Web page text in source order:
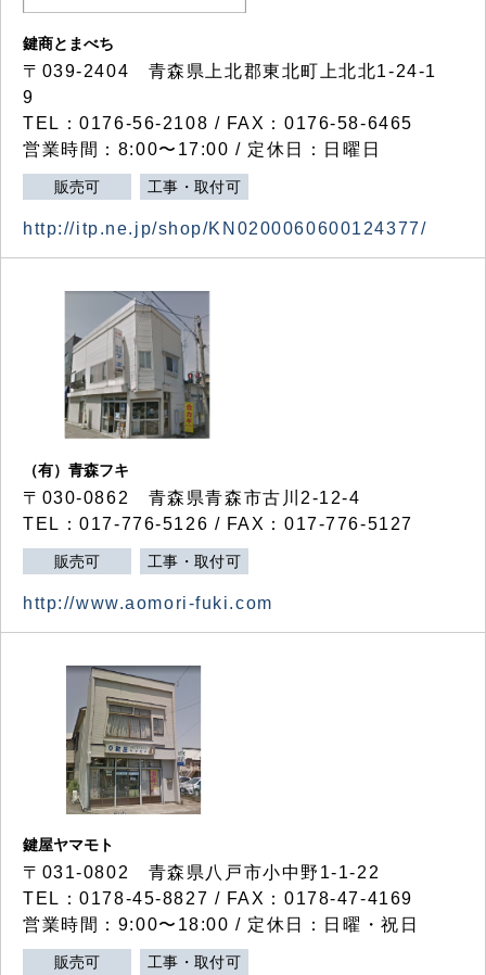
鍵商とまべち
〒039-2404 青森県上北郡東北町上北北1-24-1
9
TEL：0176-56-2108 / FAX：0176-58-6465
営業時間：8:00〜17:00 / 定休日：日曜日
販売可 工事・取付可
http://itp.ne.jp/shop/KN0200060600124377/
（有）青森フキ
〒030-0862 青森県青森市古川2-12-4
TEL：017-776-5126 / FAX：017-776-5127
販売可 工事・取付可
http://www.aomori-fuki.com
鍵屋ヤマモト
〒031-0802 青森県八戸市小中野1-1-22
TEL：0178-45-8827 / FAX：0178-47-4169
営業時間：9:00〜18:00 / 定休日：日曜・祝日
販売可 工事・取付可